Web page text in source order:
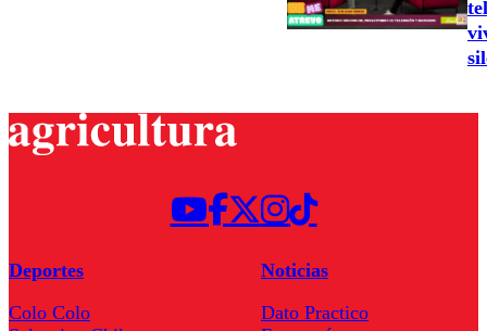
Deportes
Colo Colo
Noticias
Dato Practico